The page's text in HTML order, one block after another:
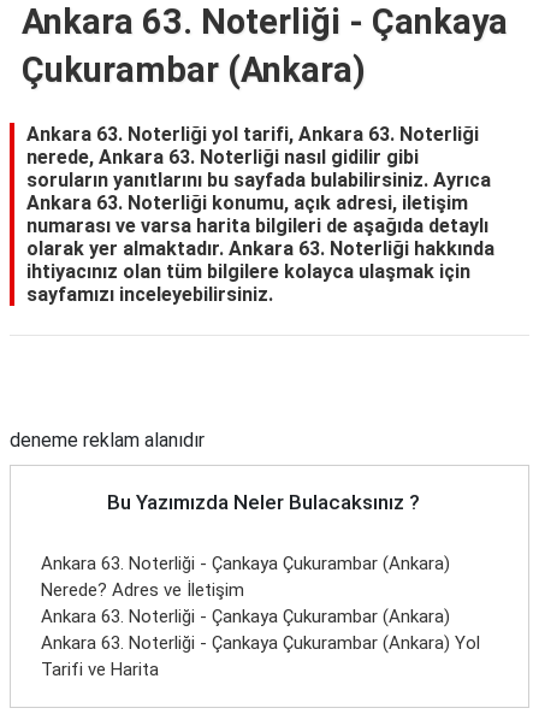
Ankara 63. Noterliği - Çankaya
Çukurambar (Ankara)
Ankara 63. Noterliği yol tarifi, Ankara 63. Noterliği
nerede, Ankara 63. Noterliği nasıl gidilir gibi
soruların yanıtlarını bu sayfada bulabilirsiniz. Ayrıca
Ankara 63. Noterliği konumu, açık adresi, iletişim
numarası ve varsa harita bilgileri de aşağıda detaylı
olarak yer almaktadır. Ankara 63. Noterliği hakkında
ihtiyacınız olan tüm bilgilere kolayca ulaşmak için
sayfamızı inceleyebilirsiniz.
deneme reklam alanıdır
Bu Yazımızda Neler Bulacaksınız ?
Ankara 63. Noterliği - Çankaya Çukurambar (Ankara)
Nerede? Adres ve İletişim
Ankara 63. Noterliği - Çankaya Çukurambar (Ankara)
Ankara 63. Noterliği - Çankaya Çukurambar (Ankara) Yol
Tarifi ve Harita